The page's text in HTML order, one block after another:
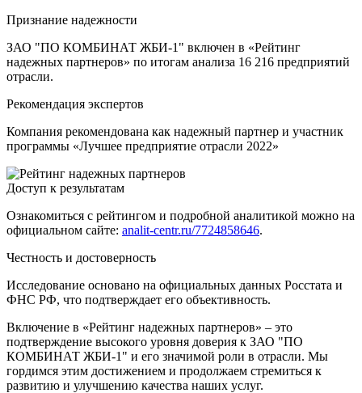
Признание надежности
ЗАО "ПО КОМБИНАТ ЖБИ-1" включен в «Рейтинг
надежных партнеров» по итогам анализа 16 216 предприятий
отрасли.
Рекомендация экспертов
Компания рекомендована как надежный партнер и участник
программы «Лучшее предприятие отрасли 2022»
Доступ к результатам
Ознакомиться с рейтингом и подробной аналитикой можно на
официальном сайте: analit-centr.ru/7724858646.
Честность и достоверность
Исследование основано на официальных данных Росстата и
ФНС РФ, что подтверждает его объективность.
Включение в «Рейтинг надежных партнеров» – это
подтверждение высокого уровня доверия к ЗАО "ПО
КОМБИНАТ ЖБИ-1" и его значимой роли в отрасли. Мы
гордимся этим достижением и продолжаем стремиться к
развитию и улучшению качества наших услуг.